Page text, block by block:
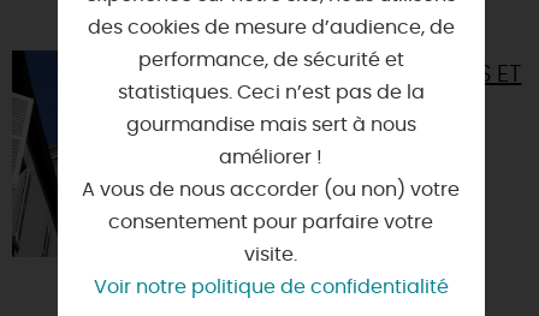
VOUS AIMEREZ AUSSI
VISITE DE LORRIS ET
SON ORGUE
des cookies de mesure d’audience, de
performance, de sécurité et
statistiques. Ceci n’est pas de la
gourmandise mais sert à nous
améliorer !
A vous de nous accorder (ou non) votre
consentement pour parfaire votre
visite.
Voir notre politique de confidentialité